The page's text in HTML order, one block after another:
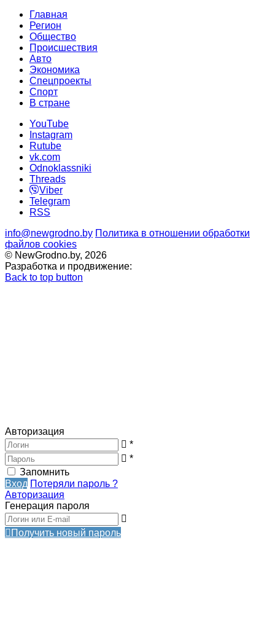
Главная
Регион
Общество
Происшествия
Авто
Экономика
Спецпроекты
Cпорт
В стране
YouTube
Instagram
Rutube
vk.com
Odnoklassniki
Threads
Viber
Telegram
RSS
info@newgrodno.by Политика в отношении обработки
файлов cookies
© NewGrodno.by, 2026
Разработка и продвижение:
Back to top button
Авторизация
*
*
Запомнить
Вход Потеряли пароль ?
Авторизация
Генерация пароля
Получить новый пароль